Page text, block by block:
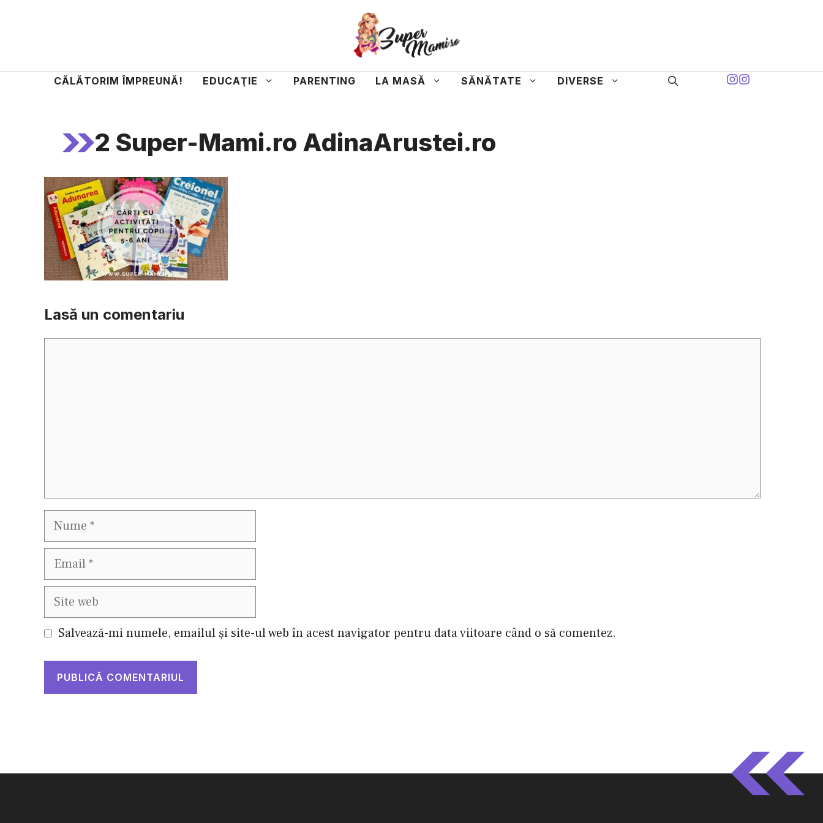
CĂLĂTORIM ÎMPREUNĂ! EDUCAŢIE PARENTING LA MASĂ SĂNĂTATE DIVERSE
2 Super-Mami.ro AdinaArustei.ro
Lasă un comentariu
Nume
Email
Site
web
Salvează-mi numele, emailul și site-ul web în acest navigator pentru data viitoare când o să comentez.